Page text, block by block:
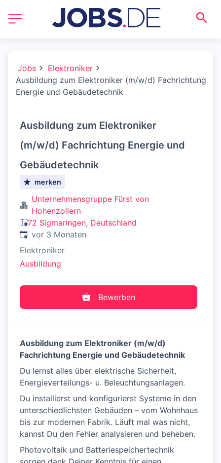
Jobs
Elektroniker
Ausbildung zum Elektroniker (m/w/d) Fachrichtung
Energie und Gebäudetechnik
Ausbildung zum Elektroniker
(m/w/d) Fachrichtung Energie und
Gebäudetechnik
merken
Unternehmensgruppe Fürst von
Hohenzollern
72 Sigmaringen, Deutschland
Veröffentlicht:
vor 3 Monaten
Elektroniker
Ausbildung
Bewerben
Ausbildung zum Elektroniker (m/w/d)
Fachrichtung Energie und Gebäudetechnik
Du lernst alles über elektrische Sicherheit,
Energieverteilungs- u. Beleuchtungsanlagen.
Du installierst und konfigurierst Systeme in den
unterschiedlichsten Gebäuden – vom Wohnhaus
bis zur modernen Fabrik. Läuft mal was nicht,
kannst Du den Fehler analysieren und beheben.
Photovoltaik und Batteriespeichertechnik